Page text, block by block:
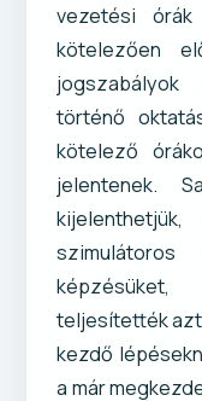
vezetési órák
kötelezően
történő
kötelező
jelentenek.
szimulátoros
teljesítették
kezdő
a már